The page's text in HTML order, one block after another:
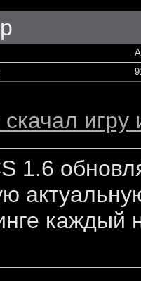
скачал
1.6
каждый